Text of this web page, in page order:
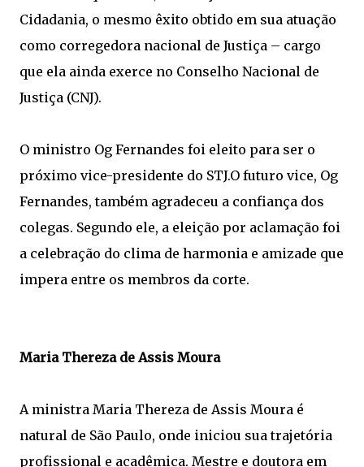
Cidadania, o mesmo êxito obtido em sua atuação
como corregedora nacional de Justiça – cargo
que ela ainda exerce no Conselho Nacional de
Justiça (CNJ).​​​​​​​​​
O ministro Og Fernandes foi eleito para ser o
próximo vice-presidente do STJ.​O futuro vice, Og
Fernandes, também agradeceu a confiança dos
colegas. Segundo ele, a eleição por aclamação foi
a celebração do clima de harmonia e amizade que
impera entre os membros da corte.
Maria Thereza de Assis Moura
A ministra Maria Thereza de Assis Moura é
natural de São Paulo, onde iniciou sua trajetória
profissional e acadêmica. Mestre e doutora em